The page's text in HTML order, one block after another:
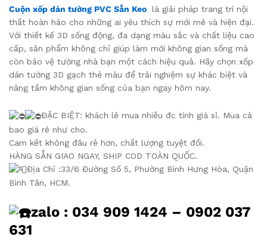
Cuộn xốp dán tường PVC Sẵn Keo là giải pháp trang trí nội
thất hoàn hảo cho những ai yêu thích sự mới mẻ và hiện đại.
Với thiết kế 3D sống động, đa dạng màu sắc và chất liệu cao
cấp, sản phẩm không chỉ giúp làm mới không gian sống mà
còn bảo vệ tường nhà bạn một cách hiệu quả. Hãy chọn xốp
dán tường 3D gạch thẻ màu để trải nghiệm sự khác biệt và
nâng tầm không gian sống của bạn ngay hôm nay.
ĐẶC BIỆT: khách lẻ mua nhiều đc tính giá sỉ. Mua cả
bao giá rẻ như cho.
Cam kết không đâu rẻ hơn, chất lượng tuyệt đối.
HÀNG SẴN GIAO NGAY, SHIP COD TOÀN QUỐC.
Địa Chỉ :33/6 Đường Số 5, Phường Bình Hưng Hòa, Quận
Bình Tân, HCM.
zalo : 034 909 1424 – 0902 037
631